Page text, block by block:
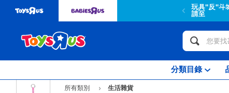
玩具"反"斗
請至
分類目錄
所有類別
生活雜貨